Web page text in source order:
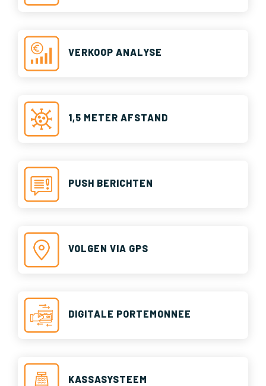
VERKOOP ANALYSE
1,5 METER AFSTAND
PUSH BERICHTEN
VOLGEN VIA GPS
DIGITALE PORTEMONNEE
KASSASYSTEEM